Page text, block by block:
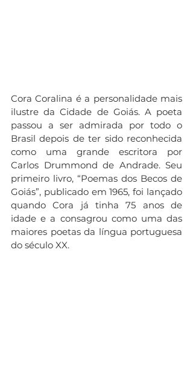
Cora Coralina é a personalidade mais
ilustre da Cidade de Goiás. A poeta
passou a ser admirada por todo o
Brasil depois de ter sido reconhecida
como uma grande escritora por
Carlos Drummond de Andrade. Seu
primeiro livro, “Poemas dos Becos de
Goiás”, publicado em 1965, foi lançado
quando Cora já tinha 75 anos de
idade e a consagrou como uma das
maiores poetas da língua portuguesa
do século XX.